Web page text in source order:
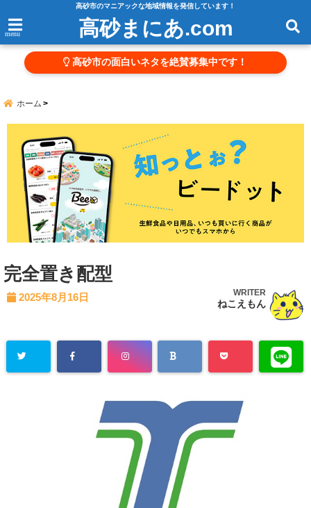
高砂市のマニアックな地域情報を発信しています！
menu 高砂まにあ.com
高砂市の面白いネタを絶賛募集中です！
ホーム
完全置き配型
2025年8月16日 WRITER
ねこえもん